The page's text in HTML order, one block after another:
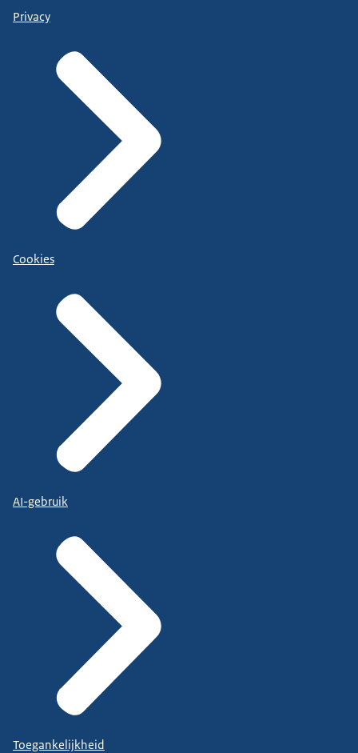
Privacy
Cookies
AI-gebruik
Toegankelijkheid